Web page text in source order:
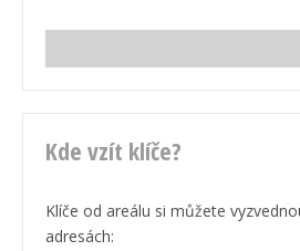
Kde vzít klíče?
Klíče od areálu si můžete
adresách: